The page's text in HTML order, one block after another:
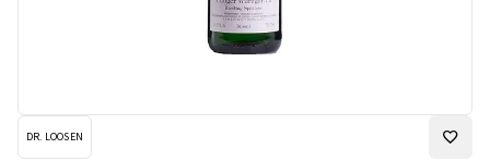
DR. LOOSEN